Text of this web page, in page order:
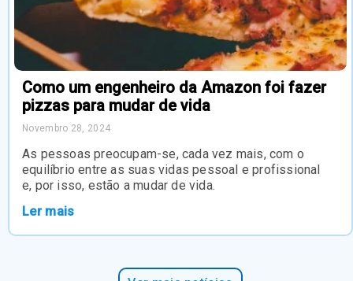
Como um engenheiro da Amazon foi fazer
pizzas para mudar de vida
Novembro 28, 2024
As pessoas preocupam-se, cada vez mais, com o
equilíbrio entre as suas vidas pessoal e profissional
e, por isso, estão a mudar de vida.
Ler mais